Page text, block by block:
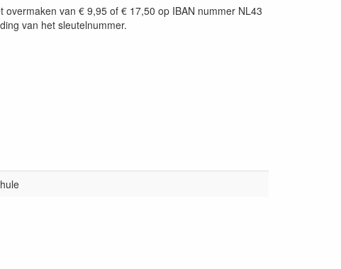
van € 9,95 of € 17,50 op IBAN nummer NL43
van het sleutelnummer.